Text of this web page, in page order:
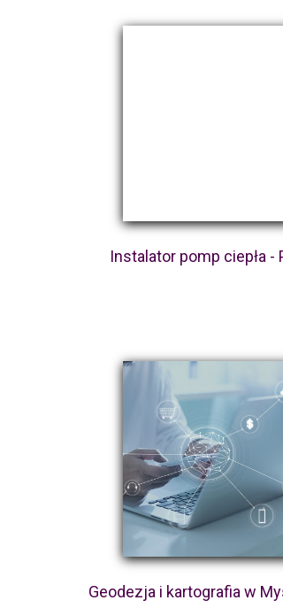
Instalator pomp ciepła -
Geodezja i kartografia w